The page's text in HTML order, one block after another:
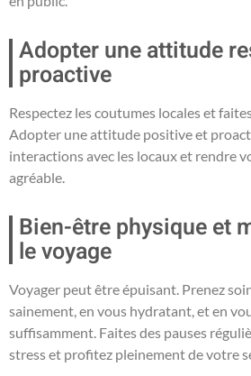
Adopter une attitude
proactive
Respectez les coutumes locales et
Adopter une attitude positive et
interactions avec les locaux et rendre
agréable.
Bien-être physique et
le voyage
Voyager peut être épuisant. Prenez
sainement, en vous hydratant, et en
suffisamment. Faites des pauses
stress et profitez pleinement de votre